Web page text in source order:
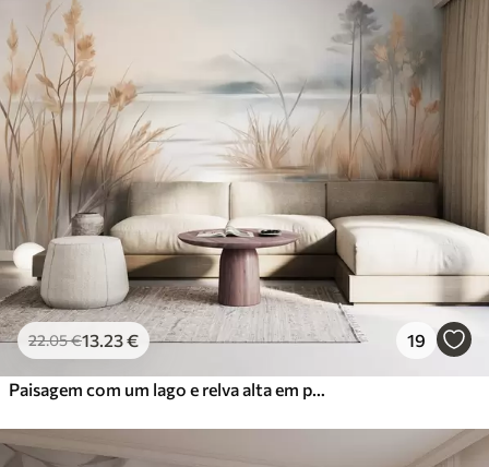
22.05€13 .23€ 19